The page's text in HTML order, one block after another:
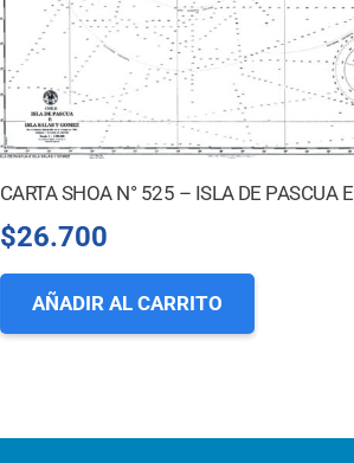
$26.700
AÑADIR AL CARRITO